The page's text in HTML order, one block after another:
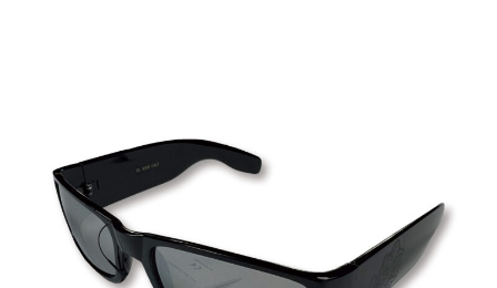
Tシャツ
ロングTシャツ
ゲームシャツ